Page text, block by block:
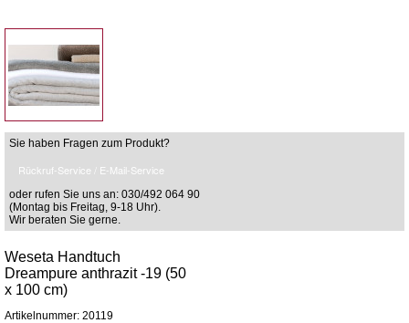
Sie haben Fragen zum Produkt?
Rückruf-Service / E-Mail-Service
oder rufen Sie uns an: 030/492 064 90
(Montag bis Freitag, 9-18 Uhr).
Wir beraten Sie gerne.
Weseta Handtuch
Dreampure anthrazit -19 (50
x 100 cm)
Artikelnummer: 20119